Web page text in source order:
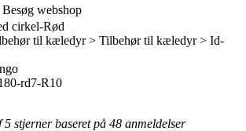
Besøg webshop
cirkel-Rød
til kæledyr > Tilbehør til kæledyr > Id-
rd7-R10
5 stjerner baseret på 48 anmeldelser